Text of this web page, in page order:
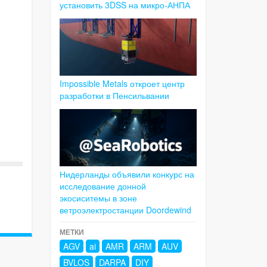
установить 3DSS на микро-АНПА
Impossible Metals откроет центр
разработки в Пенсильвании
Нидерланды объявили конкурс на
исследование донной
экосиситемы в зоне
ветроэлектростанции Doordewind
МЕТКИ
AGV ai AMR ARM
AUV
BVLOS
DARPA DIY